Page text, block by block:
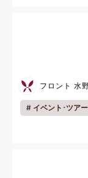
フロント 水
イベント･ツアー